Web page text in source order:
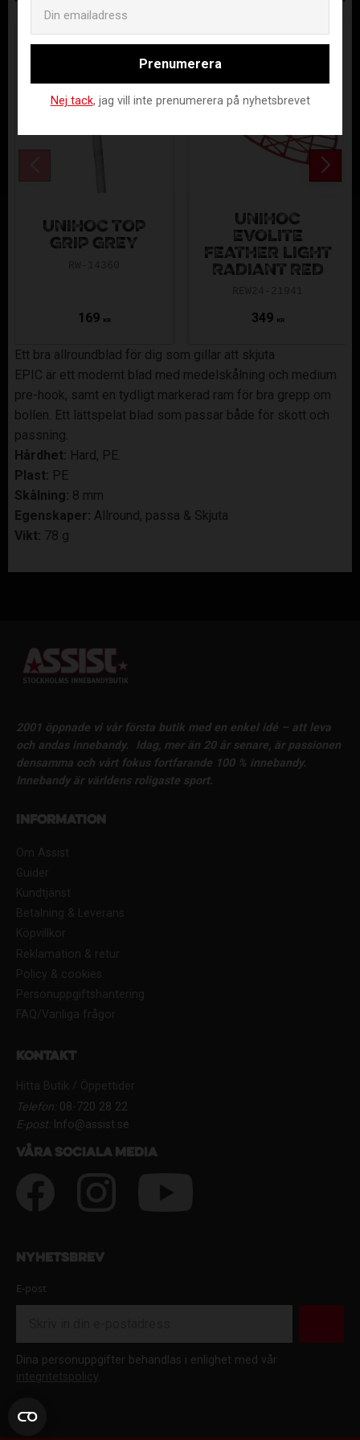
UNIHOC TOP
GRIP GREY
169 KR
UNIHOC
EVOLITE
FEATHER LIGHT
RADIANT RED
349 KR
Ett bra allroundblad för dig som gillar att skjuta
EPIC är ett modernt blad med medelskålning och medium
pre-hook, samt en tydligt markerad ram för bra grepp om
bollen. Ett lättspelat blad som passar både för skott och
passning.
Hårdhet: Hard, PE.
Plast: PE
Skålning: 8 mm
Egenskaper: Allround, passa & Skjuta
Vikt: 78 g
2001 öppnade vi vår första butik med en enkel idé – att leva
och andas innebandy.
Idag, mer än 20 år senare, är passionen
densamma och vårt fokus fortfarande 100 % innebandy.
Innebandy är världens roligaste sport.
Information
Om Assist
Guider
Kundtjänst
Betalning & Leverans
Köpvillkor
Reklamation & retur
Policy & cookies
Personuppgiftshantering
FAQ/Vanliga frågor
Kontakt
Hitta Butik / Öppettider
Telefon:08-720 28 22
E-post:Info@assist.se
Våra sociala media
Nyhetsbrev
E-post
Dina personuppgifter behandlas i enlighet med vår
integritetspolicy.
Prenumerera
Nej tack, jag vill inte prenumerera på nyhetsbrevet